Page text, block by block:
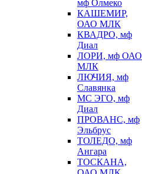
мф Олмеко
КАШЕМИР,
ОАО МЛК
КВАДРО, мф
Диал
ЛОРИ, мф ОАО
МЛК
ЛЮЧИЯ, мф
Славянка
МС ЭГО, мф
Диал
ПРОВАНС, мф
Эльбрус
ТОЛЕДО, мф
Ангара
ТОСКАНА,